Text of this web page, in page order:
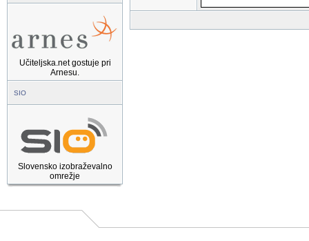
Učiteljska.net gostuje pri
Arnesu.
SIO
Slovensko izobraževalno
omrežje